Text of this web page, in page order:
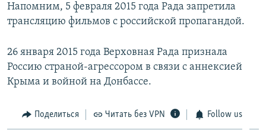
Напомним, 5 февраля 2015 года Рада запретила
трансляцию фильмов с российской пропагандой.
26 января 2015 года Верховная Рада признала
Россию страной-агрессором в связи с аннексией
Крыма и войной на Донбассе.
Поделиться Читать без VPN Follow us